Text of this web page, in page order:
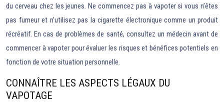
du cerveau chez les jeunes. Ne commencez pas à vapoter si vous n’êtes
pas fumeur et n’utilisez pas la cigarette électronique comme un produit
récréatif. En cas de problèmes de santé, consultez un médecin avant de
commencer à vapoter pour évaluer les risques et bénéfices potentiels en
fonction de votre situation personnelle.
CONNAÎTRE LES ASPECTS LÉGAUX DU
VAPOTAGE